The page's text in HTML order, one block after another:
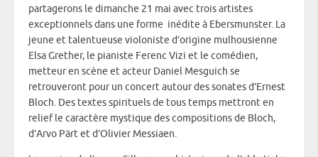
partagerons le dimanche 21 mai avec trois artistes
exceptionnels dans une forme inédite à Ebersmunster. La
jeune et talentueuse violoniste d’origine mulhousienne
Elsa Grether, le pianiste Ferenc Vizi et le comédien,
metteur en scène et acteur Daniel Mesguich se
retrouveront pour un concert autour des sonates d’Ernest
Bloch. Des textes spirituels de tous temps mettront en
relief le caractère mystique des compositions de Bloch,
d’Arvo Pärt et d’Olivier Messiaen.